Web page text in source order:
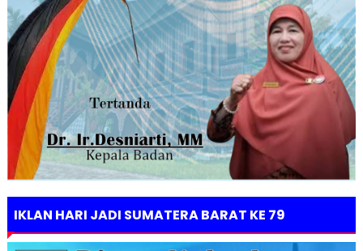
IKLAN HARI JADI SUMATERA BARAT KE 79